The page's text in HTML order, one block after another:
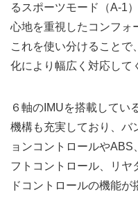
るスポーツモード（A-1
心地を重視したコンフォ
これを使い分けることで
化により幅広く対応して
６軸のIMUを搭載してい
機構も充実しており、バ
ョンコントロールやABS
フトコントロール、リヤ
ドコントロールの機能